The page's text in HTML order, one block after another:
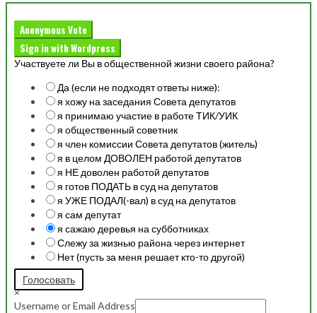
Anonymous Vote
Sign in with Wordpress
Участвуете ли Вы в общественной жизни своего района?
Да (если не подходят ответы ниже):
я хожу на заседания Совета депутатов
я принимаю участие в работе ТИК/УИК
я общественный советник
я член комиссии Совета депутатов (житель)
я в целом ДОВОЛЕН работой депутатов
я НЕ доволен работой депутатов
я готов ПОДАТЬ в суд на депутатов
я УЖЕ ПОДАЛ(-вал) в суд на депутатов
я сам депутат
я сажаю деревья на субботниках
Слежу за жизнью района через интернет
Нет (пусть за меня решает кто-то другой)
Голосовать
×
Username or Email Address